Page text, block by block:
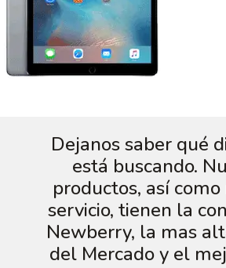
Dejanos saber qué
está buscando.
productos, así
servicio, tienen la
Newberry, la mas
del Mercado y el